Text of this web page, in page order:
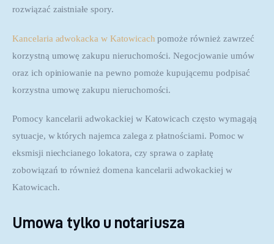
rozwiązać zaistniałe spory.
Kancelaria adwokacka w Katowicach pomoże również zawrzeć
korzystną umowę zakupu nieruchomości. Negocjowanie umów
oraz ich opiniowanie na pewno pomoże kupującemu podpisać
korzystna umowę zakupu nieruchomości.
Pomocy kancelarii adwokackiej w Katowicach często wymagają
sytuacje, w których najemca zalega z płatnościami. Pomoc w
eksmisji niechcianego lokatora, czy sprawa o zapłatę
zobowiązań to również domena kancelarii adwokackiej w
Katowicach.
Umowa tylko u notariusza